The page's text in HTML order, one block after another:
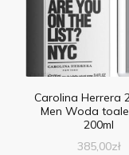
Carolina Herrera
Men Woda
200ml
385,00zł